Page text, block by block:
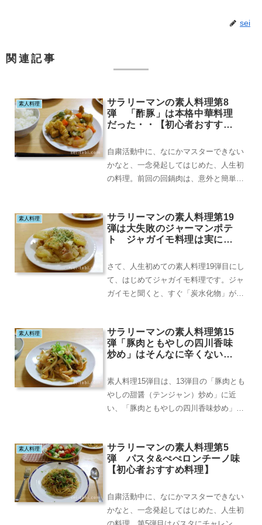
sei
関連記事
素人料理
サラリーマンの素人料理第8
弾 「酢豚」は本格中華料理
だった・・【初心者おすすめ
自粛活動中に、なにかマスターできない
かなと、一念発起してはじめた、人生初
の料理。前回の回鍋肉は、意外と簡単
素人料理
サラリーマンの素人料理第19
弾は大失敗のジャーマンポテ
ト ジャガイモ料理は実に難
さて、人生初めての素人料理19弾目にし
て、はじめてジャガイモ料理です。ジャ
ガイモと聞くと、すぐ「炭水化物」が頭
素人料理
サラリーマンの素人料理第15
弾「豚肉ともやしの四川香味
炒め」はそんなに辛くない？
素人料理15弾目は、13弾目の「豚肉とも
やしの甜醤（テンジャン）炒め」に近
い、「豚肉ともやしの四川香味炒め」で
素人料理
サラリーマンの素人料理第5
弾 パスタ&ぺぺロンチーノ味
【初心者おすすめ料理】
自粛活動中に、なにかマスターできない
かなと、一念発起してはじめた、人生初